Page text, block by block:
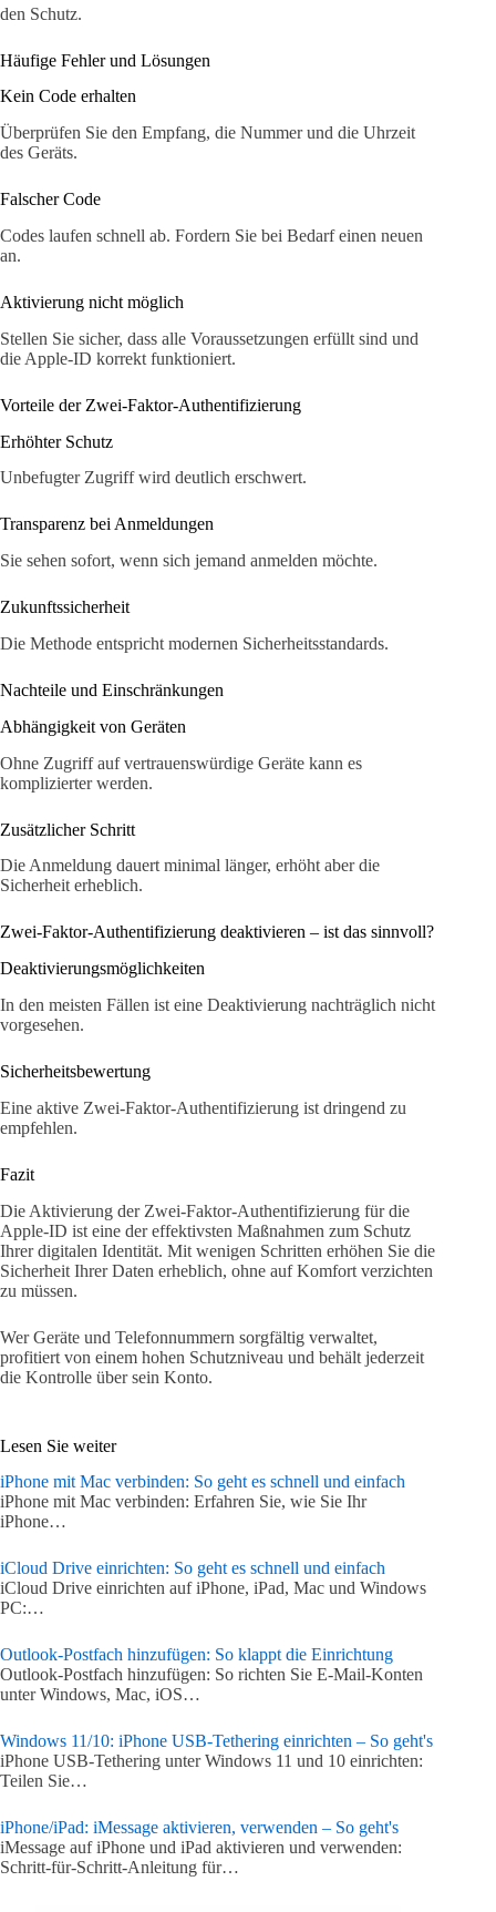
den Schutz.
Häufige Fehler und Lösungen
Kein Code erhalten
Überprüfen Sie den Empfang, die Nummer und die Uhrzeit
des Geräts.
Falscher Code
Codes laufen schnell ab. Fordern Sie bei Bedarf einen neuen
an.
Aktivierung nicht möglich
Stellen Sie sicher, dass alle Voraussetzungen erfüllt sind und
die Apple-ID korrekt funktioniert.
Vorteile der Zwei-Faktor-Authentifizierung
Erhöhter Schutz
Unbefugter Zugriff wird deutlich erschwert.
Transparenz bei Anmeldungen
Sie sehen sofort, wenn sich jemand anmelden möchte.
Zukunftssicherheit
Die Methode entspricht modernen Sicherheitsstandards.
Nachteile und Einschränkungen
Abhängigkeit von Geräten
Ohne Zugriff auf vertrauenswürdige Geräte kann es
komplizierter werden.
Zusätzlicher Schritt
Die Anmeldung dauert minimal länger, erhöht aber die
Sicherheit erheblich.
Zwei-Faktor-Authentifizierung deaktivieren – ist das sinnvoll?
Deaktivierungsmöglichkeiten
In den meisten Fällen ist eine Deaktivierung nachträglich nicht
vorgesehen.
Sicherheitsbewertung
Eine aktive Zwei-Faktor-Authentifizierung ist dringend zu
empfehlen.
Fazit
Die Aktivierung der Zwei-Faktor-Authentifizierung für die
Apple-ID ist eine der effektivsten Maßnahmen zum Schutz
Ihrer digitalen Identität. Mit wenigen Schritten erhöhen Sie die
Sicherheit Ihrer Daten erheblich, ohne auf Komfort verzichten
zu müssen.
Wer Geräte und Telefonnummern sorgfältig verwaltet,
profitiert von einem hohen Schutzniveau und behält jederzeit
die Kontrolle über sein Konto.
Lesen Sie weiter
iPhone mit Mac verbinden: So geht es schnell und einfach
iPhone mit Mac verbinden: Erfahren Sie, wie Sie Ihr
iPhone…
iCloud Drive einrichten: So geht es schnell und einfach
iCloud Drive einrichten auf iPhone, iPad, Mac und Windows
PC:…
Outlook-Postfach hinzufügen: So klappt die Einrichtung
Outlook-Postfach hinzufügen: So richten Sie E-Mail-Konten
unter Windows, Mac, iOS…
Windows 11/10: iPhone USB-Tethering einrichten – So geht's
iPhone USB-Tethering unter Windows 11 und 10 einrichten:
Teilen Sie…
iPhone/iPad: iMessage aktivieren, verwenden – So geht's
iMessage auf iPhone und iPad aktivieren und verwenden:
Schritt-für-Schritt-Anleitung für…